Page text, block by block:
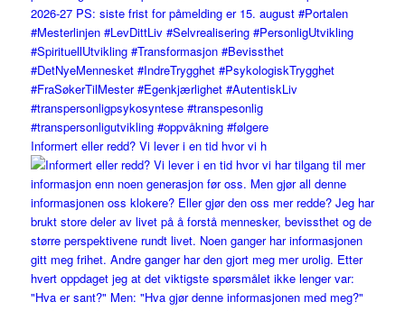
Informert eller redd? Vi lever i en tid hvor vi h